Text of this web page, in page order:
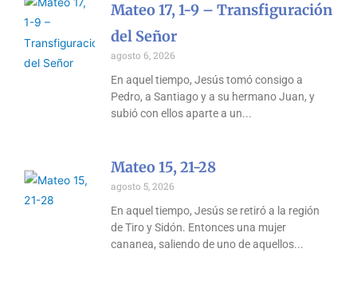
Mateo 17, 1-9 – Transfiguración
del Señor
agosto 6, 2026
En aquel tiempo, Jesús tomó consigo a
Pedro, a Santiago y a su hermano Juan, y
subió con ellos aparte a un
Mateo 15, 21-28
agosto 5, 2026
En aquel tiempo, Jesús se retiró a la región
de Tiro y Sidón. Entonces una mujer
cananea, saliendo de uno de aquellos